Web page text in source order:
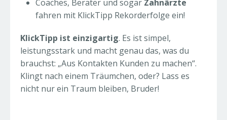
Coaches, Berater und sogar Zahnärzte
fahren mit KlickTipp Rekorderfolge ein!
KlickTipp ist einzigartig. Es ist simpel,
leistungsstark und macht genau das, was du
brauchst: „Aus Kontakten Kunden zu machen“.
Klingt nach einem Träumchen, oder? Lass es
nicht nur ein Traum bleiben, Bruder!